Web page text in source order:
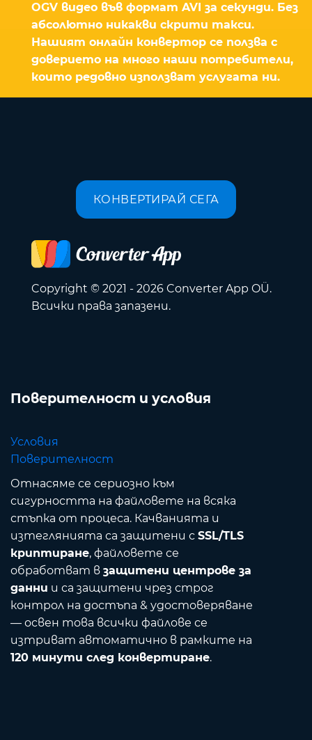
OGV видео във формат AVI за секунди. Без
абсолютно никакви скрити такси.
Нашият онлайн конвертор се ползва с
доверието на много наши потребители,
които редовно използват услугата ни.
КОНВЕРТИРАЙ СЕГА
Copyright © 2021 - 2026 Converter App OÜ.
Всички права запазени.
Поверителност и условия
Условия
Поверителност
Отнасяме се сериозно към
сигурността на файловете на всяка
стъпка от процеса. Качванията и
изтеглянията са защитени с SSL/TLS
криптиране, файловете се
обработват в защитени центрове за
данни и са защитени чрез строг
контрол на достъпа & удостоверяване
— освен това всички файлове се
изтриват автоматично в рамките на
120 минути след конвертиране.